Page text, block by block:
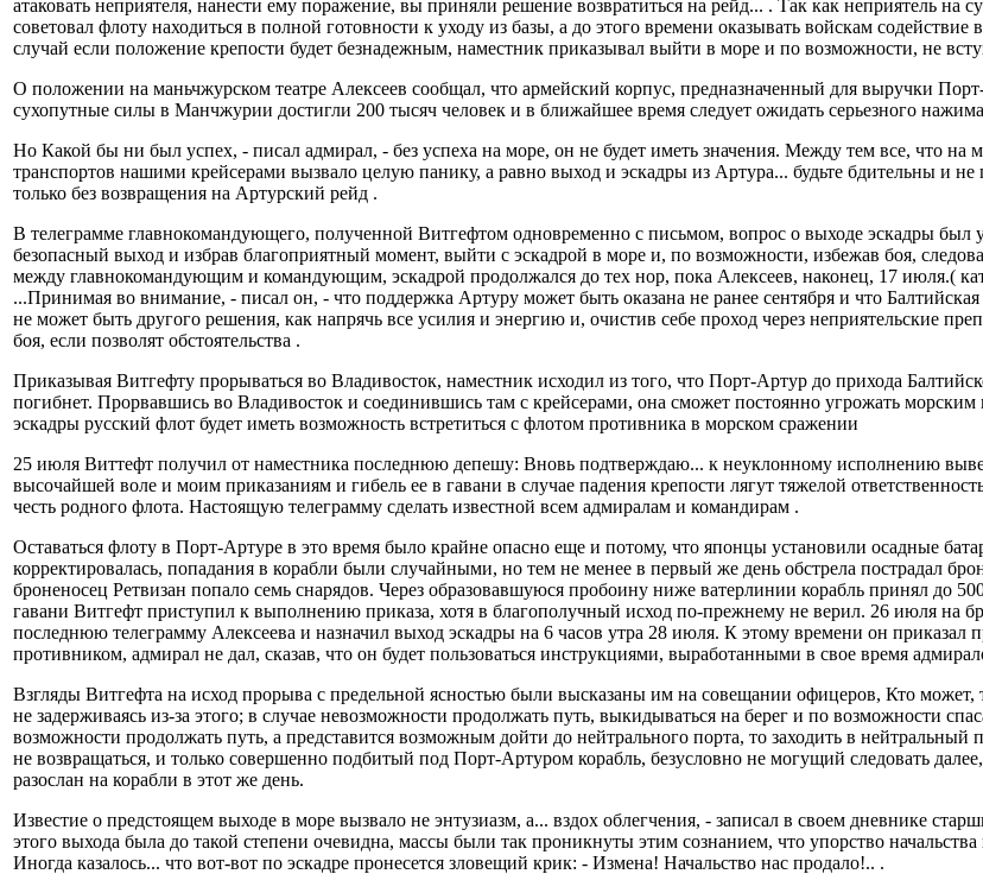
атаковать неприятеля, нанести ему поражение, вы приняли решение возвратиться на рейд... . Так как неприятель на
советовал флоту находиться в полной готовности к уходу из базы, а до этого времени оказывать войскам
случай если положение крепости будет безнадежным, наместник приказывал выйти в море и по возможности, не
О положении на маньчжурском театре Алексеев сообщал, что армейский корпус, предназначенный для выручки
сухопутные силы в Манчжурии достигли 200 тысяч человек и в ближайшее время следует ожидать серьезного
Но Какой бы ни был успех, - писал адмирал, - без успеха на море, он не будет иметь значения. Между тем все, что
транспортов нашими крейсерами вызвало целую панику, а равно выход и эскадры из Артура... будьте бдительны и
только без возвращения на Артурский рейд .
В телеграмме главнокомандующего, полученной Витгефтом одновременно с письмом, вопрос о выходе эскадры был
безопасный выход и избрав благоприятный момент, выйти с эскадрой в море и, по возможности, избежав боя,
между главнокомандующим и командующим, эскадрой продолжался до тех нор, пока Алексеев, наконец, 17 июля.(
...Принимая во внимание, - писал он, - что поддержка Артуру может быть оказана не ранее сентября и что
не может быть другого решения, как напрячь все усилия и энергию и, очистив себе проход через неприятельские
боя, если позволят обстоятельства .
Приказывая Витгефту прорываться во Владивосток, наместник исходил из того, что Порт-Артур до прихода
погибнет. Прорвавшись во Владивосток и соединившись там с крейсерами, она сможет постоянно угрожать
эскадры русский флот будет иметь возможность встретиться с флотом противника в морском сражении
25 июля Виттефт получил от наместника последнюю депешу: Вновь подтверждаю... к неуклонному исполнению
высочайшей воле и моим приказаниям и гибель ее в гавани в случае падения крепости лягут тяжелой
честь родного флота. Настоящую телеграмму сделать известной всем адмиралам и командирам .
Оставаться флоту в Порт-Артуре в это время было крайне опасно еще и потому, что японцы установили осадные
корректировалась, попадания в корабли были случайными, но тем не менее в первый же день обстрела пострадал
броненосец Ретвизан попало семь снарядов. Через образовавшуюся пробоину ниже ватерлинии корабль принял до
гавани Витгефт приступил к выполнению приказа, хотя в благополучный исход по-прежнему не верил. 26 июля на
последнюю телеграмму Алексеева и назначил выход эскадры на 6 часов утра 28 июля. К этому времени он приказал
противником, адмирал не дал, сказав, что он будет пользоваться инструкциями, выработанными в свое время
Взгляды Витгефта на исход прорыва с предельной ясностью были высказаны им на совещании офицеров, Кто может,
не задерживаясь из-за этого; в случае невозможности продолжать путь, выкидываться на берег и по возможности
возможности продолжать путь, а представится возможным дойти до нейтрального порта, то заходить в
не возвращаться, и только совершенно подбитый под Порт-Артуром корабль, безусловно не могущий следовать
разослан на корабли в этот же день.
Известие о предстоящем выходе в море вызвало не энтузиазм, а... вздох облегчения, - записал в своем дневнике
этого выхода была до такой степени очевидна, массы были так проникнуты этим сознанием, что упорство
Иногда казалось... что вот-вот по эскадре пронесется зловещий крик: - Измена! Начальство нас продало!.. .